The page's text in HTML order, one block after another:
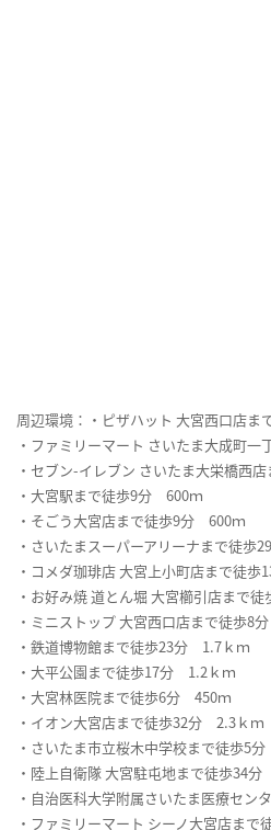
周辺環境：・ピザハット 大宮西口店
・ファミリーマート さいたま大成町
・セブン-イレブン さいたま大栄橋西
・大宮駅まで徒歩9分 600ｍ
・そごう大宮店まで徒歩9分 600ｍ
・さいたまスーパーアリーナまで徒歩
・コメダ珈琲店 大宮上小町店まで徒
・お好み焼 道とん堀 大宮櫛引店まで
・ミニストップ 大宮西口店まで徒歩8
・鉄道博物館まで徒歩23分 1.7ｋｍ
・大平公園まで徒歩17分 1.2ｋｍ
・大宮林医院まで徒歩6分 450ｍ
・イオン大宮店まで徒歩32分 2.3ｋｍ
・さいたま市立桜木中学校まで徒歩5
・陸上自衛隊 大宮駐屯地まで徒歩34
・自治医科大学附属さいたま医療セ
・ファミリーマート シーノ大宮店ま